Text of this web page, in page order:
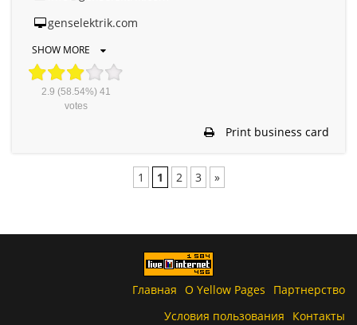
genselektrik.com
SHOW MORE
2.9 (58.54%) 41
votes
Print business card
1 1 2 3 »
Главная О Yellow Pages
Партнерство
Условия пользования
Контакты